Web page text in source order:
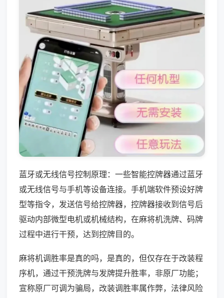
蓝牙或无线信号控制原理：一些智能控牌器通过蓝牙
或无线信号与手机等设备连接。手机端软件预设好牌
型等指令，发送信号给控牌器，控牌器接收到信号后
驱动内部微型电机或机械结构，在麻将机洗牌、码牌
过程中进行干预，达到控牌目的。
麻将机调胜率是真的吗，是真的，但仅存在于改装程
序机，通过干预洗牌与发牌提升胜率，非原厂功能；
宣称原厂可调为骗局，改装调胜率属作弊，法律风险